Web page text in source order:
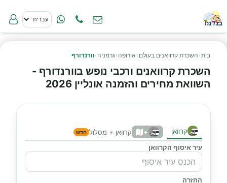
בית› השכרת קרוואנים בעולם › אירופה ›גרמניה ›וורנדורף
השכרת קרוואנים ורכבי נופש בוורנדורף -
השוואת מחירים והזמנה אונליין 2026
קרוואן + קרוואן + מסלול חדש
עיר איסוף הקרוואן
החזרה